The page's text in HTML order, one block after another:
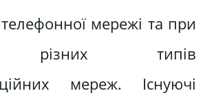
телефонної мережі та при
різних типів
мереж. Існуючі